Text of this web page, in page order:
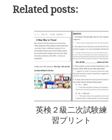
Related posts:
英検２級二次試験練
習プリント